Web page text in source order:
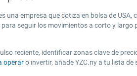
una empresa que cotiza en bolsa de USA,
seguir los movimientos a corto y
reciente, identificar zonas clave de
operaro invertir, añade YZC.ny a tu lista